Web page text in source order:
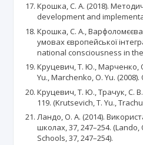
Крошка, С. А. (2018).
development and
Крошка, С. А., Варфоломєєва,
умовах європейської
national consciousness in
Круцевич, Т. Ю., Марченко, О.
Yu., Marchenko, O. Yu.
Круцевич, Т. Ю., Трачук, С. В.,
119. (Krutsevich, T. Yu.,
Ландо, О. А. (2014).
школах, 37, 247–254.
Schools, 37, 247–254).